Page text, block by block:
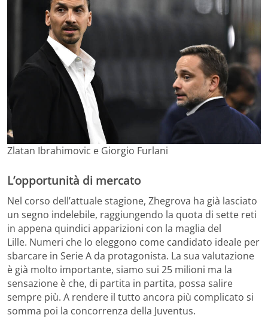
Zlatan Ibrahimovic e Giorgio Furlani
L’opportunità di mercato
Nel corso dell’attuale stagione, Zhegrova ha già lasciato
un segno indelebile, raggiungendo la quota di sette reti
in appena quindici apparizioni con la maglia del
Lille. Numeri che lo eleggono come candidato ideale per
sbarcare in Serie A da protagonista. La sua valutazione
è già molto importante, siamo sui 25 milioni ma la
sensazione è che, di partita in partita, possa salire
sempre più. A rendere il tutto ancora più complicato si
somma poi la concorrenza della Juventus.